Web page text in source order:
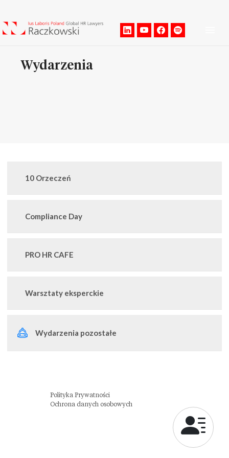
Wydarzenia
10 Orzeczeń
Compliance Day
PRO HR CAFE
Warsztaty eksperckie
Wydarzenia pozostałe
Polityka Prywatności
Ochrona danych osobowych